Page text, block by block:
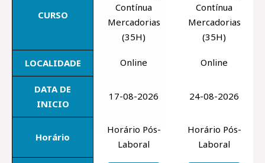
CURSO
Contínua
Mercadorias
(35H)
Contínua
Mercadorias
(35H)
LOCALIDADE Online Online
DATA DE
INICIO
17-08-2026 24-08-2026
Horário
Horário Pós-
Laboral
Horário Pós-
Laboral